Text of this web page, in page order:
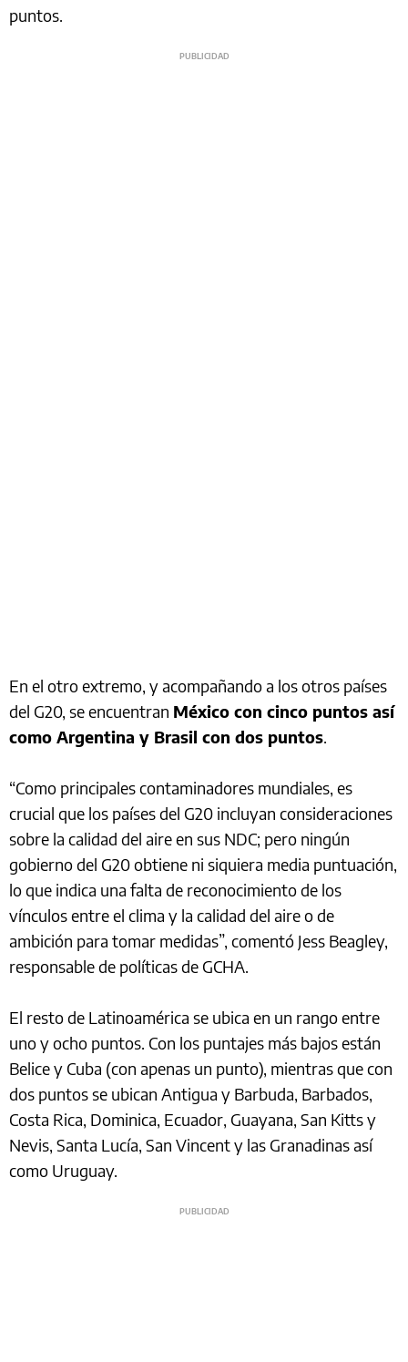
puntos.
En el otro extremo, y acompañando a los otros países
del G20, se encuentran México con cinco puntos así
como Argentina y Brasil con dos puntos.
“Como principales contaminadores mundiales, es
crucial que los países del G20 incluyan consideraciones
sobre la calidad del aire en sus NDC; pero ningún
gobierno del G20 obtiene ni siquiera media puntuación,
lo que indica una falta de reconocimiento de los
vínculos entre el clima y la calidad del aire o de
ambición para tomar medidas”, comentó Jess Beagley,
responsable de políticas de GCHA.
El resto de Latinoamérica se ubica en un rango entre
uno y ocho puntos. Con los puntajes más bajos están
Belice y Cuba (con apenas un punto), mientras que con
dos puntos se ubican Antigua y Barbuda, Barbados,
Costa Rica, Dominica, Ecuador, Guayana, San Kitts y
Nevis, Santa Lucía, San Vincent y las Granadinas así
como Uruguay.